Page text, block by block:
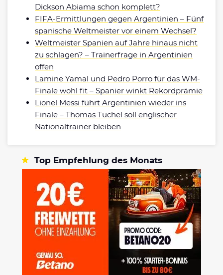
Dickson Abiama schon komplett?
FIFA-Ermittlungen gegen Argentinien – Fünf
spanische Weltmeister vor einem Wechsel?
Weltmeister Spanien auf Jahre hinaus nicht
zu schlagen? – Trainerfrage in Argentinien
offen
Lamine Yamal und Pedro Porro für das WM-
Finale wohl fit – Spanier winkt Rekordprämie
Lionel Messi führt Argentinien wieder ins
Finale – Thomas Tuchel soll englischer
Nationaltrainer bleiben
Top Empfehlung des Monats